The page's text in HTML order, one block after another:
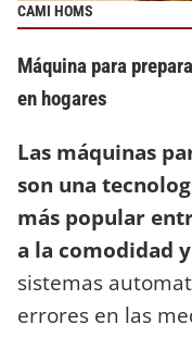
CAMI HOMS
Máquina para
en hogares
Las máquinas
son una
más popular
a la comodidad
sistemas
errores en las